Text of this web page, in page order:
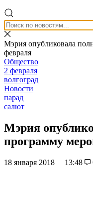
Мэрия опубликовала
февраля
Общество
2 февраля
волгоград
Новости
парад
салют
Мэрия
программу
18 января 2018 13:48